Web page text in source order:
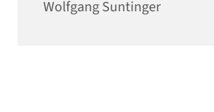
Wolfgang Suntinger